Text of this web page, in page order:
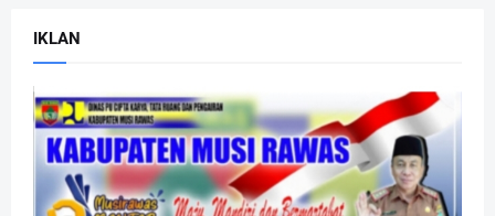
IKLAN